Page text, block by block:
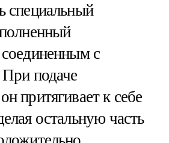
специальный
с
подаче
притягивает к себе
остальную часть